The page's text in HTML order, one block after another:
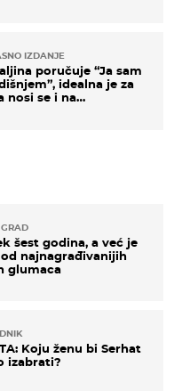
šest godina, a već je
najnagrađivanijih
glumaca
Koju ženu bi Serhat
izabrati?
IZDANJE
poručuje “Ja sam
idealna je za
nosi se i na